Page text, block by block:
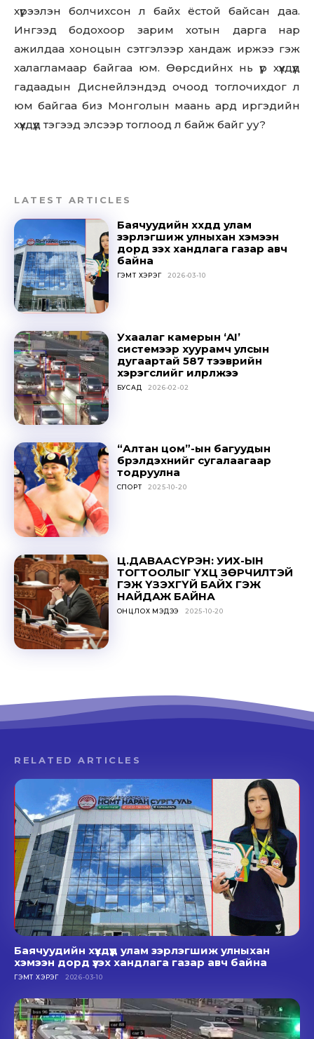
Sing up for our newsletter
SUBSCRIBE
хүрээлэн болчихсон л байх ёстой байсан даа.
Ингээд бодохоор зарим хотын дарга нар
ажилдаа хоноцын сэтгэлээр хандаж иржээ гэж
халагламаар байгаа юм. Өөрсдийнх нь үр хүүхдүүд
гадаадын Диснейлэндэд очоод тоглочихдог л
юм байгаа биз Монголын маань ард иргэдийн
хүүхдүүд тэгээд элсээр тоглоод л байж байг уу?
LATEST ARTICLES
Баячуудийн хүүхдүүд улам
зэрлэгшиж улныхан хэмээн
дорд үзэх хандлага газар авч
байна
ГЭМТ ХЭРЭГ 2026-03-10
Ухаалаг камерын ‘AI’
системээр хуурамч улсын
дугаартай 587 тээврийн
хэрэгслийг илрүүлжээ
БУСАД 2026-02-02
“Алтан цом”-ын багуудын
бүрэлдэхүүнийг сугалаагаар
тодруулна
СПОРТ 2025-10-20
Ц.ДАВААСҮРЭН: УИХ-ЫН
ТОГТООЛЫГ ҮХЦ ЗӨРЧИЛТЭЙ
ГЭЖ ҮЗЭХГҮЙ БАЙХ ГЭЖ
НАЙДАЖ БАЙНА
ОНЦЛОХ МЭДЭЭ 2025-10-20
RELATED ARTICLES
Баячуудийн хүүхдүүд улам зэрлэгшиж улныхан
хэмээн дорд үзэх хандлага газар авч байна
ГЭМТ ХЭРЭГ 2026-03-10